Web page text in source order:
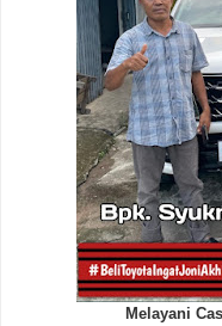
Melayani